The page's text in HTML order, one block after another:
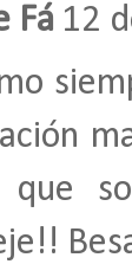
Fá 12
que